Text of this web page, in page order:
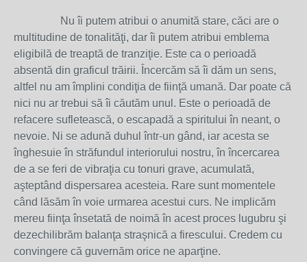
Nu îi putem atribui o anumită stare, căci are o
multitudine de tonalităţi, dar îi putem atribui emblema
eligibilă de treaptă de tranziţie. Este ca o perioadă
absentă din graficul trăirii. Încercăm să îi dăm un sens,
altfel nu am împlini condiţia de fiinţă umană. Dar poate că
nici nu ar trebui să îi căutăm unul. Este o perioadă de
refacere sufletească, o escapadă a spiritului în neant, o
nevoie. Ni se adună duhul într-un gând, iar acesta se
înghesuie în străfundul interiorului nostru, în încercarea
de a se feri de vibraţia cu tonuri grave, acumulată,
aşteptând dispersarea acesteia. Rare sunt momentele
când lăsăm în voie urmarea acestui curs. Ne implicăm
mereu fiinţa însetată de noimă în acest proces lugubru şi
dezechilibrăm balanţa straşnică a firescului. Credem cu
convingere că guvernăm orice ne aparţine.